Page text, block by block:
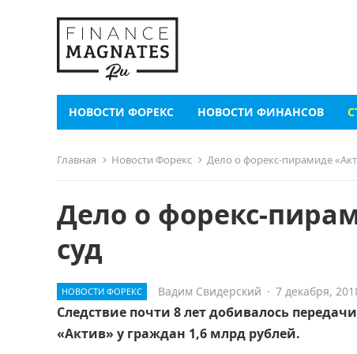
НОВОСТИ ФОРЕКС НОВОСТИ ФИНАНСОВ
Главная Новости Форекс Дело о форекс-пирамиде
Дело о форекс-
суд
НОВОСТИ ФОРЕКС Вадим Свидерский · 7 декабря,
Следствие почти 8 лет добивалось
«Актив» у граждан 1,6 млрд рублей.